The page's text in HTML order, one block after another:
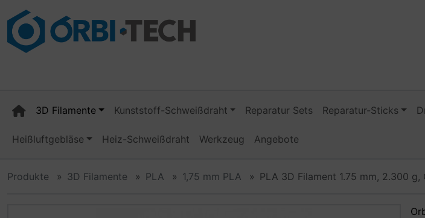
Sprungnavigation
Springe zum Inhalt
3D Filamente Kunststoff-Schweißdraht Reparatur Sets Reparatur-Sticks
Heißluftgebläse Heiz-Schweißdraht Werkzeug Angebote
Produkte 3D Filamente PLA 1,75 mm PLA PLA 3D Filament 1.75 mm, 2.300 g,
Wenn mehr als ein Produktbild existiert, können Sie die "Zurück-" und "Vor-Button"